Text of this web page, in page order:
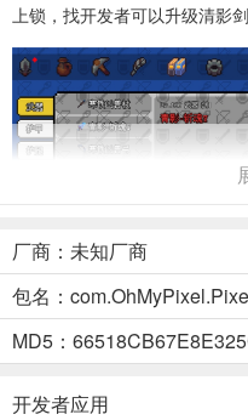
上锁，找开发者可以升级清影
2、青影剑获取方法
厂商：未知厂商
包名：
MD5：
开发者应用